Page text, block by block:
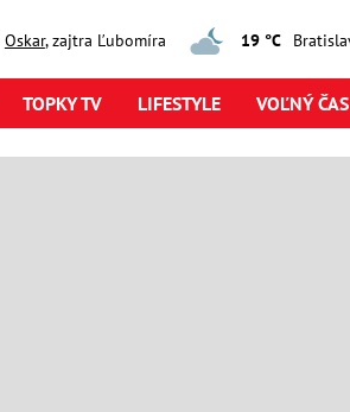
Oskar, zajtra Ľubomíra 19 °C
TOPKY TV LIFESTYLE VOĽNÝ ČAS